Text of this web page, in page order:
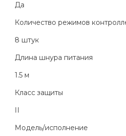
Да
Количество режимов
8 штук
Длина шнура питания
1.5 м
Класс защиты
II
Модель/исполнение